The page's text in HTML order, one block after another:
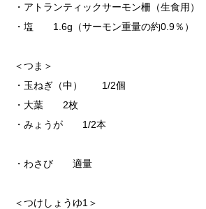
・アトランティックサーモン柵（生食
・塩 1.6g（サーモン重量の約0.9％）
＜つま＞
・玉ねぎ（中） 1/2個
・大葉 2枚
・みょうが 1/2本
・わさび 適量
＜つけしょうゆ1＞